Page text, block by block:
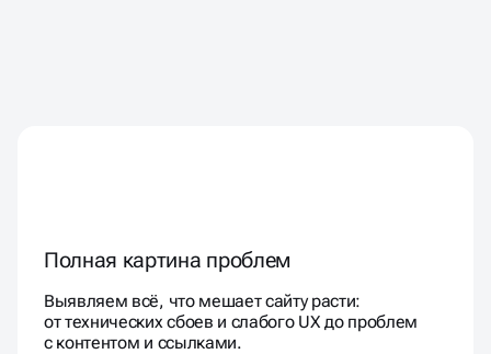
Полная картина проблем
Выявляем всё, что мешает сайту расти:
от технических сбоев и слабого UX до проблем
с контентом и ссылками.